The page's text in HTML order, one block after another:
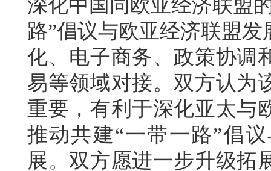
深化中国同欧亚经济联盟
路”倡议与欧亚经济联盟
化、电子商务、政策协调
易等领域对接。双方认为
重要，有利于深化亚太与
推动共建“一带一路”倡
展。双方愿进一步升级拓